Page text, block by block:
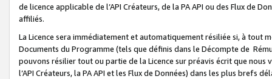
de licence applicable de l’API Créateurs, de la PA API ou des Flux de
affiliés.
La Licence sera immédiatement et automatiquement résiliée si, à
Documents du Programme (tels que définis dans le Décompte de
pouvons résilier tout ou partie de la Licence sur préavis écrit que
l’API Créateurs, la PA API et les Flux de Données) dans les plus